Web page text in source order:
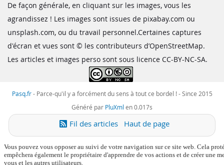
De façon générale, en cliquant sur les images, vous les
agrandissez ! Les images sont issues de pixabay.com ou
unsplash.com, ou du travail personnel.Certaines captures
d'écran et vues sont © les contributeurs d’OpenStreetMap.
Les articles et images perso sont sous licence CC-BY-NC-SA.
Pasq.fr- Parce-qu'il y a forcément du sens à tout ce bordel ! - Since 2015
Généré par PluXml en 0.017s
Fil des articles Haut de page